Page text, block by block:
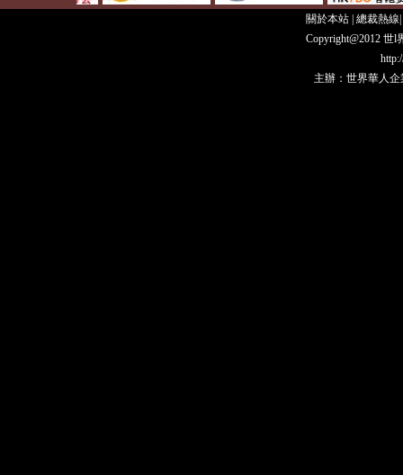
關於本站 |總裁熱線
Copyright@2012 世
主辦：世界華人